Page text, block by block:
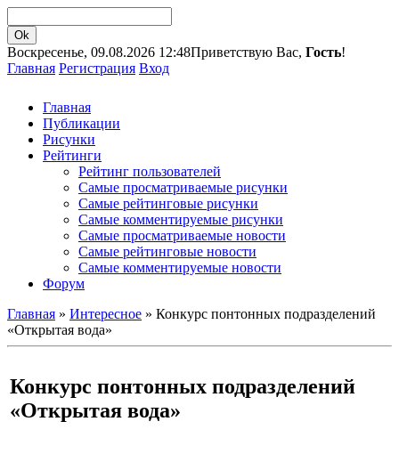
Воскресенье, 09.08.2026 12:48Приветствую Вас, Гость!
Главная Регистрация Вход
Главная
Публикации
Рисунки
Рейтинги
Рейтинг пользователей
Самые просматриваемые рисунки
Самые рейтинговые рисунки
Самые комментируемые рисунки
Самые просматриваемые новости
Самые рейтинговые новости
Самые комментируемые новости
Форум
Главная » Интересное » Конкурс понтонных подразделений
«Открытая вода»
Конкурс понтонных подразделений
«Открытая вода»